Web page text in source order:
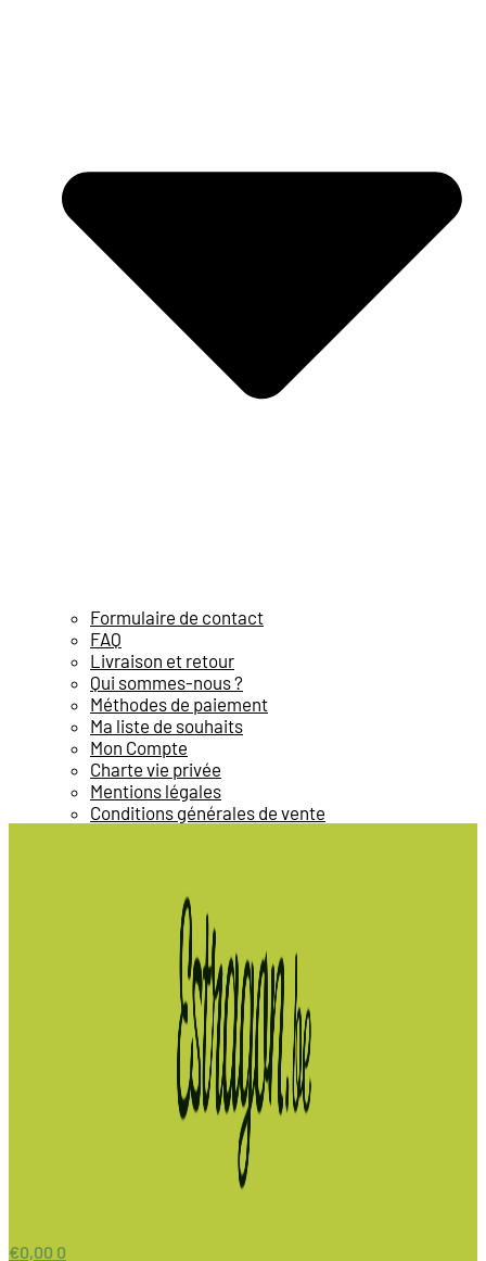
Formulaire de contact
FAQ
Livraison et retour
Qui sommes-nous ?
Méthodes de paiement
Ma liste de souhaits
Mon Compte
Charte vie privée
Mentions légales
Conditions générales de vente
€0,00 0